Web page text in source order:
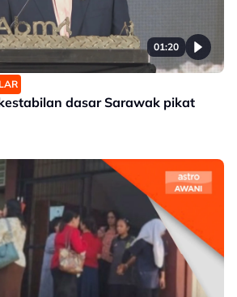
01:20
dasar Sarawak pikat